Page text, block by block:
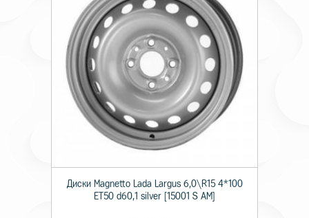
Диски Magnetto Lada Largus 6,0\R15 4*100
ET50 d60,1 silver [15001 S AM]